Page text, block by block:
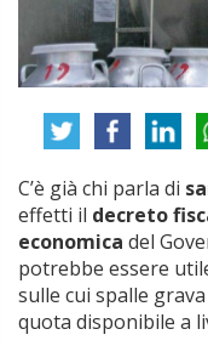
C’è già chi parla di
effetti il decreto
economica del
potrebbe essere
sulle cui spalle
quota disponibile a